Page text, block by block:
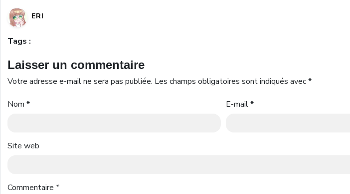
ERI
Tags :
Laisser un commentaire
Votre adresse e-mail ne sera pas publiée. Les champs obligatoires sont indiqués avec*
Nom * E-mail*
Site web
Commentaire *